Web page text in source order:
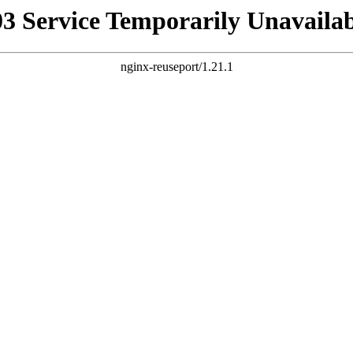
Service Temporarily
nginx-reuseport/1.21.1